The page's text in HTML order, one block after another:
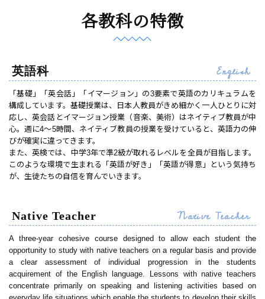
各教科の特徴
英語科 English
「基礎」「英会話」「イマージョン」の3要素で英語のカリキュラムを
構成しています。基礎授業は、日本人教員がきめ細かく一人ひとりに対
応し、英会話とイマージョン授業（音楽、美術）はネイティブ教員が中
心。週に4〜5時間、ネイティブ教員の授業を受けていると、英語力の伸
びが確実に違ってきます。
また、英検では、中学3年で準2級が取れるレベルを全員が目指します。
このような環境で生まれる「英語が好き」「英語が得意」という気持ち
が、生徒たちの自信を育んでいきます。
Native Teacher Native Teacher
A three-year cohesive course designed to allow each student the
opportunity to study with native teachers on a regular basis and provide
a clear assessment of individual progression in the students
acquirement of the English language. Lessons with native teachers
concentrate primarily on speaking and listening activities based on